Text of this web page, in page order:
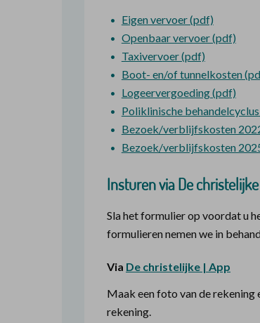
Eigen vervoer (pdf)
Openbaar vervoer (pdf)
Taxivervoer (pdf)
Boot- en/of tunnelkosten
Logeervergoeding (pdf)
Poliklinische
Bezoek/verblijfskosten
Bezoek/verblijfskosten
Insturen via De
Sla het formulier op voordat u
formulieren nemen we in
Via De christelijke | App
Maak een foto van de rekening
rekening.